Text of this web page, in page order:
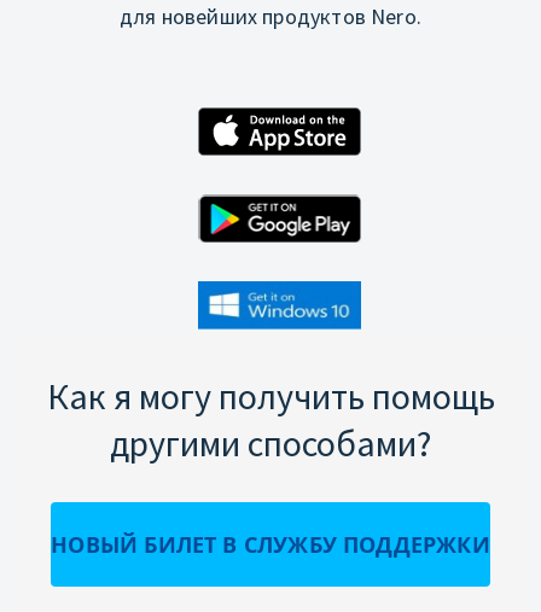
для новейших продуктов Nero.
Как я могу получить помощь
другими способами?
НОВЫЙ БИЛЕТ В СЛУЖБУ ПОДДЕРЖКИ